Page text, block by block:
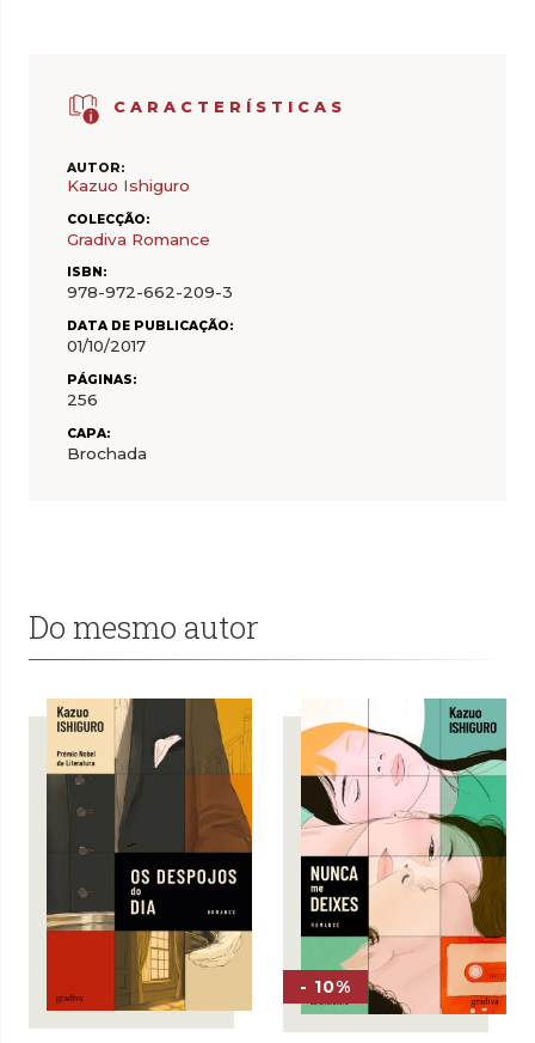
CARACTERÍSTICAS
AUTOR:
Kazuo Ishiguro
COLECÇÃO:
Gradiva Romance
ISBN:
978-972-662-209-3
DATA DE PUBLICAÇÃO:
01/10/2017
PÁGINAS:
256
CAPA:
Brochada
Do mesmo autor
- 10%